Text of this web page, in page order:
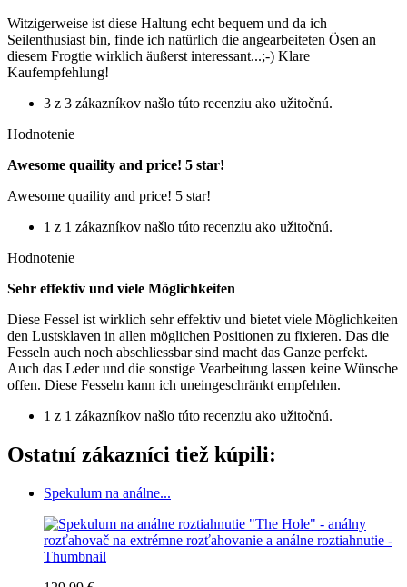
Witzigerweise ist diese Haltung echt bequem und da ich
Seilenthusiast bin, finde ich natürlich die angearbeiteten Ösen an
diesem Frogtie wirklich äußerst interessant...;-) Klare
Kaufempfehlung!
3 z 3 zákazníkov našlo túto recenziu ako užitočnú.
Hodnotenie
Awesome quaility and price! 5 star!
Awesome quaility and price! 5 star!
1 z 1 zákazníkov našlo túto recenziu ako užitočnú.
Hodnotenie
Sehr effektiv und viele Möglichkeiten
Diese Fessel ist wirklich sehr effektiv und bietet viele Möglichkeiten
den Lustsklaven in allen möglichen Positionen zu fixieren. Das die
Fesseln auch noch abschliessbar sind macht das Ganze perfekt.
Auch das Leder und die sonstige Vearbeitung lassen keine Wünsche
offen. Diese Fesseln kann ich uneingeschränkt empfehlen.
1 z 1 zákazníkov našlo túto recenziu ako užitočnú.
Ostatní zákazníci tiež kúpili:
Spekulum na análne...